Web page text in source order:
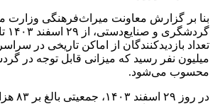
بنا بر گزارش معاونت میراث‌فرهنگی وزارت
گردشگری و صنایع‌دستی، از ۲۹ اسفند
تعداد بازدیدکنندگان از اماکن تاریخی در
میلیون نفر رسید که میزانی قابل توجه در
محسوب می‌شود.
در روز